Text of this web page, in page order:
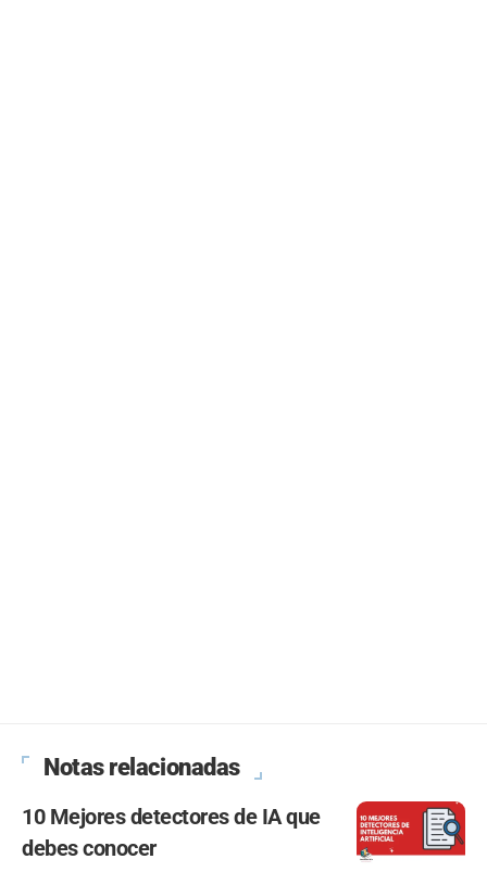
Notas relacionadas
10 Mejores detectores de IA que
debes conocer